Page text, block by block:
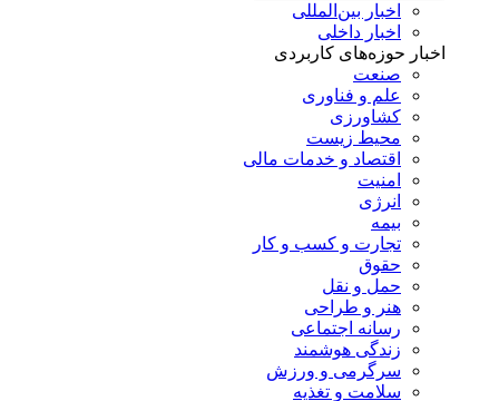
اخبار بین‌المللی
اخبار داخلی
اخبار حوزه‌های کاربردی
صنعت
علم و فناوری
کشاورزی
محیط زیست
اقتصاد و خدمات مالی
امنیت
انرژی
بیمه
تجارت و کسب و کار
حقوق
حمل و نقل
هنر و طراحی
رسانه اجتماعی
زندگی هوشمند
سرگرمی و ورزش
سلامت و تغذیه